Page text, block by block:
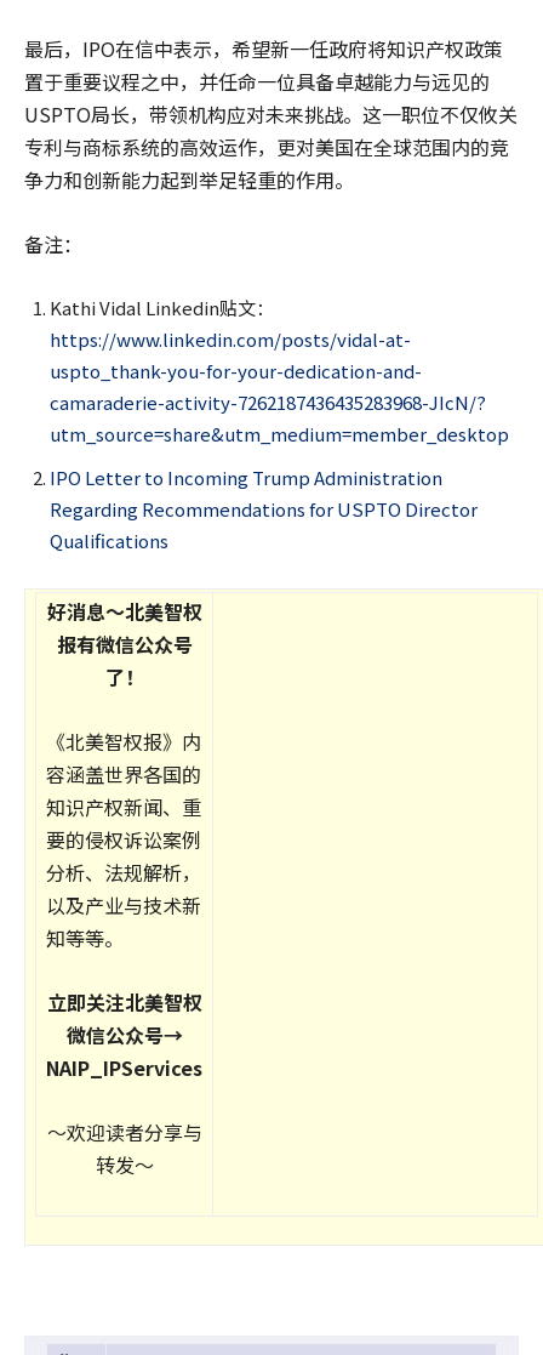
最后，IPO在信中表示，希望新一任政府将知识产权政策
置于重要议程之中，并任命一位具备卓越能力与远见的
USPTO局长，带领机构应对未来挑战。这一职位不仅攸关
专利与商标系统的高效运作，更对美国在全球范围内的竞
争力和创新能力起到举足轻重的作用。
备注：
Kathi Vidal Linkedin贴文：
https://www.linkedin.com/posts/vidal-at-
uspto_thank-you-for-your-dedication-and-
camaraderie-activity-7262187436435283968-JIcN/?
utm_source=share&utm_medium=member_desktop
IPO Letter to Incoming Trump Administration
Regarding Recommendations for USPTO Director
Qualifications
好消息～北美智权
报有微信公众号
了！
《北美智权报》内
容涵盖世界各国的
知识产权新闻、重
要的侵权诉讼案例
分析、法规解析，
以及产业与技术新
知等等。
立即关注北美智权
微信公众号→
NAIP_IPServices
～欢迎读者分享与
转发～